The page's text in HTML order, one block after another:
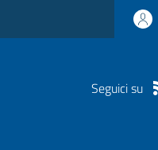
Seguici su